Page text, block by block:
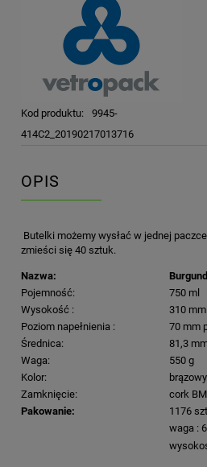
Kod produktu:
9945-
414C2_20190217013716
OPIS
Butelki możemy wysłać w jednej
zmieści się 40 sztuk.
Nazwa:
Pojemność:
750 ml
Wysokość :
310 mm
Poziom napełnienia :
70 mm
Średnica:
81,3
Waga:
550 g
Kolor:
brązowy
Zamknięcie:
cork
Pakowanie:
1176
waga :